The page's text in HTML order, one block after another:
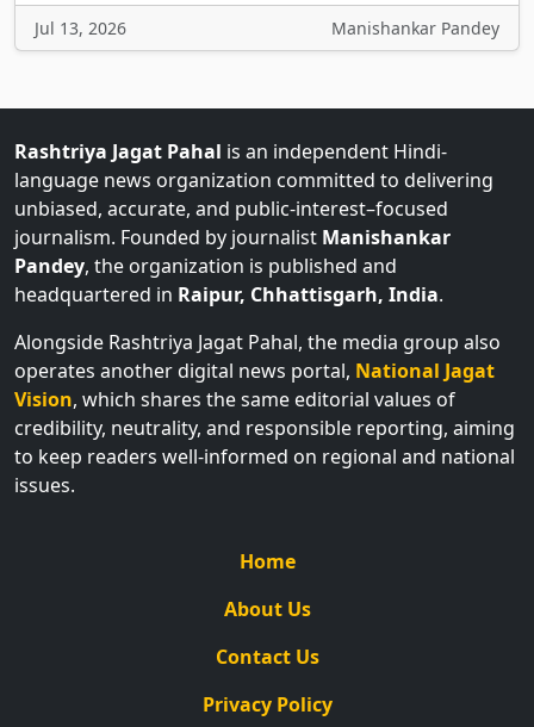
Jul 13, 2026 Manishankar Pandey
Rashtriya Jagat Pahal is an independent Hindi-
language news organization committed to delivering
unbiased, accurate, and public-interest–focused
journalism. Founded by journalist Manishankar
Pandey, the organization is published and
headquartered in Raipur, Chhattisgarh, India.
Alongside Rashtriya Jagat Pahal, the media group also
operates another digital news portal, National Jagat
Vision, which shares the same editorial values of
credibility, neutrality, and responsible reporting, aiming
to keep readers well-informed on regional and national
issues.
Home
About Us
Contact Us
Privacy Policy